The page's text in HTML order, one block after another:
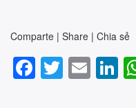
Comparte | Share | Chia sẻ
F T E Li